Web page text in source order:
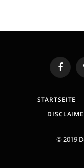
STARTSEITE
© 2019